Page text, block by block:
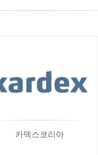
카덱스코리아